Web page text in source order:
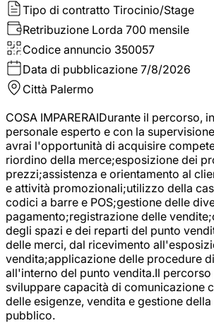
Tipo di contratto Tirocinio/Stage
Retribuzione Lorda 700 mensile
Codice annuncio 350057
Data di pubblicazione 7/8/2026
Città Palermo
COSA IMPARERAIDurante il percorso,
personale esperto e con la
avrai l'opportunità di acquisire
riordino della merce;esposizione dei
prezzi;assistenza e orientamento al
e attività promozionali;utilizzo della
codici a barre e POS;gestione delle
pagamento;registrazione delle
degli spazi e dei reparti del punto
delle merci, dal ricevimento
vendita;applicazione delle procedure
all'interno del punto vendita.Il
sviluppare capacità di comunicazione
delle esigenze, vendita e gestione
pubblico.